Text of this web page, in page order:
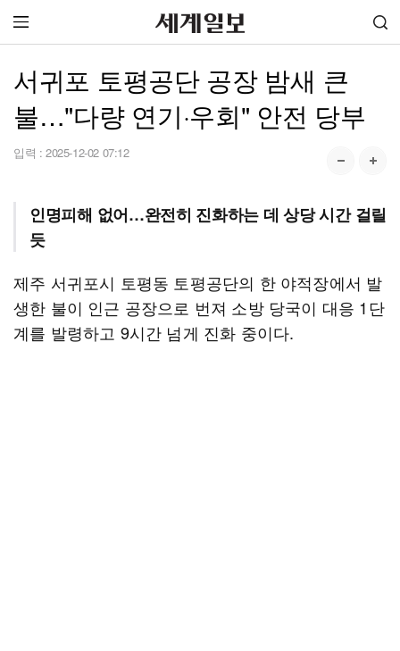
서귀포 토평공단 공장 밤새 큰
불…"다량 연기·우회" 안전 당부
입력 : 2025-12-02 07:12
인명피해 없어…완전히 진화하는 데 상당 시간 걸릴
듯
제주 서귀포시 토평동 토평공단의 한 야적장에서 발
생한 불이 인근 공장으로 번져 소방 당국이 대응 1단
계를 발령하고 9시간 넘게 진화 중이다.